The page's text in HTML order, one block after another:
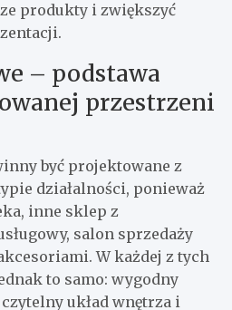
produkty i zwiększyć
– podstawa
przestrzeni
być projektowane z
działalności, ponieważ
inne sklep z
salon sprzedaży
W każdej z tych
to samo: wygodny
układ wnętrza i